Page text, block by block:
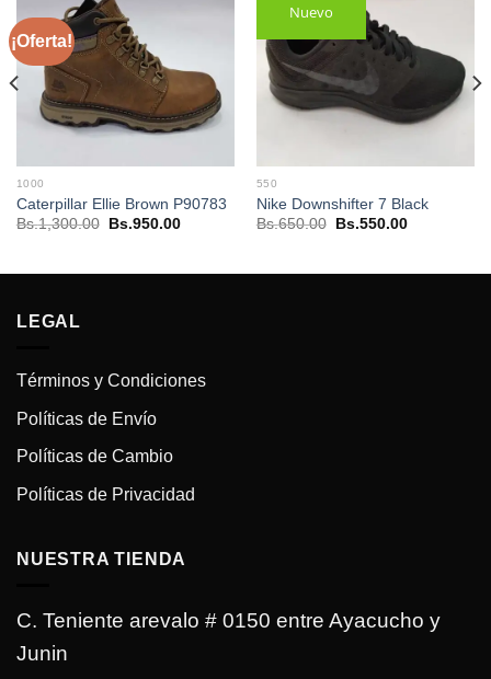
¡Oferta!
1000
Caterpillar Ellie Brown P90783
Bs.1,300.00
El
Bs.950.00El
Nuevo
550
Nike Downshifter 7 Black
Bs.650.00
El
Bs.550.00El
LEGAL
Términos y Condiciones
Políticas de Envío
Políticas de Cambio
Políticas de Privacidad
NUESTRA TIENDA
C. Teniente arevalo # 0150 entre Ayacucho y
Junin